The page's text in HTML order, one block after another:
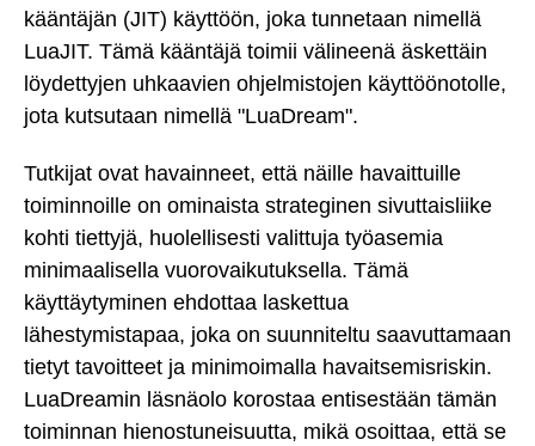
kääntäjän (JIT) käyttöön, joka tunnetaan nimellä
LuaJIT. Tämä kääntäjä toimii välineenä äskettäin
löydettyjen uhkaavien ohjelmistojen käyttöönotolle,
jota kutsutaan nimellä "LuaDream".
Tutkijat ovat havainneet, että näille havaittuille
toiminnoille on ominaista strateginen sivuttaisliike
kohti tiettyjä, huolellisesti valittuja työasemia
minimaalisella vuorovaikutuksella. Tämä
käyttäytyminen ehdottaa laskettua
lähestymistapaa, joka on suunniteltu saavuttamaan
tietyt tavoitteet ja minimoimalla havaitsemisriskin.
LuaDreamin läsnäolo korostaa entisestään tämän
toiminnan hienostuneisuutta, mikä osoittaa, että se